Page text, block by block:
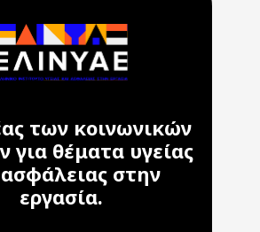
των κοινωνικών
για θέματα υγείας
στην
εργασία.